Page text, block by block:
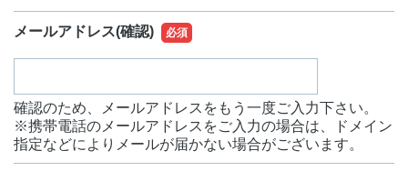
メールアドレス(確認) 必須
確認のため、メールアドレスをもう一度ご入力下さい。
※携帯電話のメールアドレスをご入力の場合は、ドメイン
指定などによりメールが届かない場合がございます。